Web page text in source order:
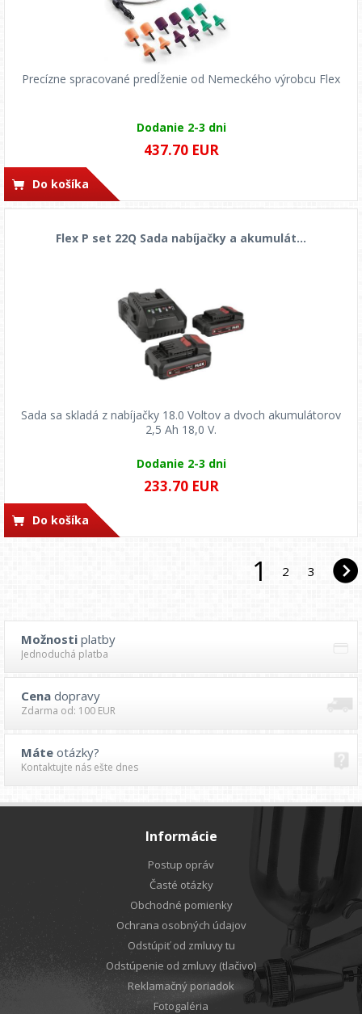
Precízne spracované predĺženie od Nemeckého výrobcu Flex
Dodanie 2-3 dni
437.70 EUR
Do košíka
Flex P set 22Q Sada nabíjačky a akumulát...
Sada sa skladá z nabíjačky 18.0 Voltov a dvoch akumulátorov
2,5 Ah 18,0 V.
Dodanie 2-3 dni
233.70 EUR
Do košíka
1 2 3
Možnosti platby
Jednoduchá platba
Cena dopravy
Zdarma od: 100 EUR
Máte otázky?
Kontaktujte nás ešte dnes
Informácie
Postup opráv
Časté otázky
Obchodné pomienky
Ochrana osobných údajov
Odstúpiť od zmluvy tu
Odstúpenie od zmluvy (tlačivo)
Reklamačný poriadok
Fotogaléria